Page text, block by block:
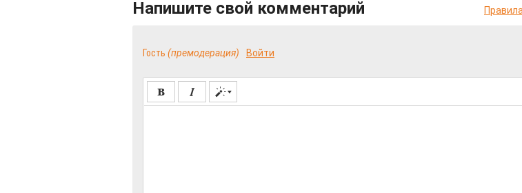
Напишите свой комментарий
Гость (премодерация) Войти